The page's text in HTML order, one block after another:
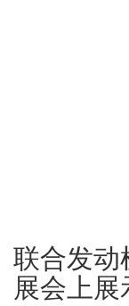
联合发
展会上